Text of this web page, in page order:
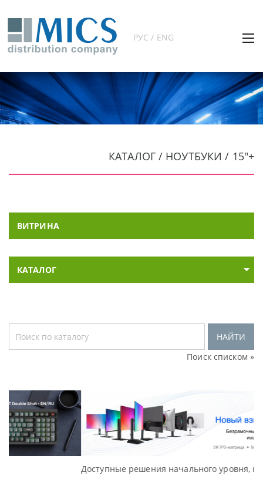
РУС / ENG
КАТАЛОГ / НОУТБУКИ / 15"+
ВИТРИНА
КАТАЛОГ
НАЙТИ
Поиск списком »
Доступные решения начального уровня, новые мониторы